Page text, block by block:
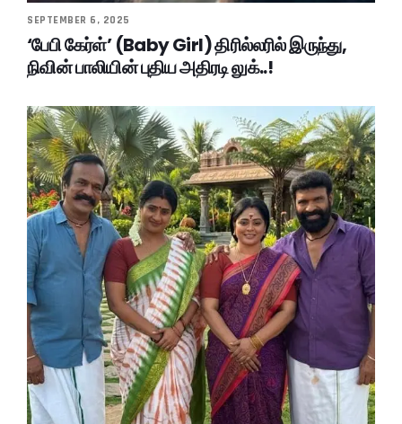
SEPTEMBER 6, 2025
‘பேபி கேர்ள்’ (Baby Girl) திரில்லரில் இருந்து,
நிவின் பாலியின் புதிய அதிரடி லுக்..!